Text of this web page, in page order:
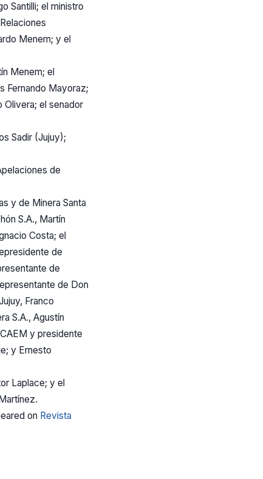
Santilli; el ministro
Menem; y el
Menem; el
Fernando Mayoraz;
Olivera; el senador
Sadir (Jujuy);
de
y de Minera Santa
S.A., Martín
Costa; el
de
de
de Don
Franco
S.A., Agustín
y presidente
y Ernesto
Laplace; y el
on Revista